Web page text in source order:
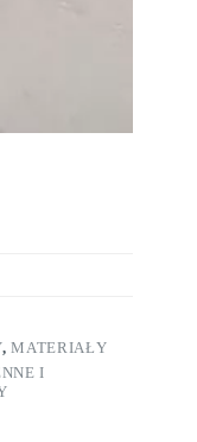
,MATERIAŁY
I